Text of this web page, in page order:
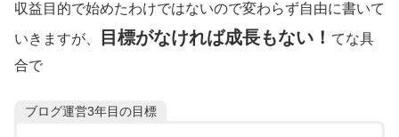
収益目的で始めたわけではないので変わらず自由に書いて
いきますが、
目標がなければ成長もない！ てな具
合で
ブログ運営3年目の目標